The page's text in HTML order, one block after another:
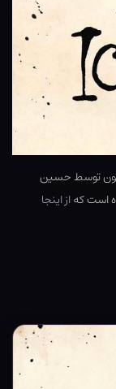
توسط حسین
است کهاز اینجا